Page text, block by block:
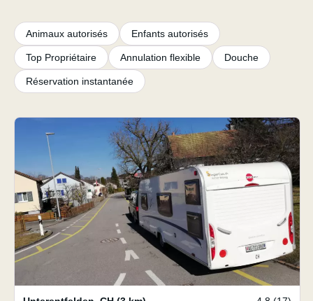
Animaux autorisés Enfants autorisés
Top Propriétaire Annulation flexible Douche
Réservation instantanée